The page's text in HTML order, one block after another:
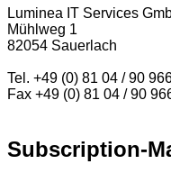
Luminea IT Services
Mühlweg 1
82054 Sauerlach
Tel. +49 (0) 81 04 / 90
Fax +49 (0) 81 04 / 90
Subscription-